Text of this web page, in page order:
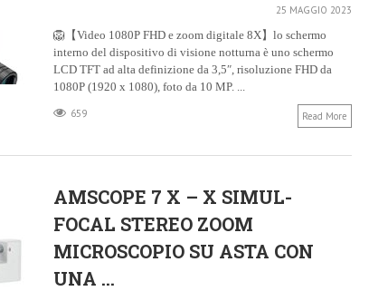
25 MAGGIO 2023
🦁【Video 1080P FHD e zoom digitale 8X】lo schermo
interno del dispositivo di visione notturna è uno schermo
LCD TFT ad alta definizione da 3,5″, risoluzione FHD da
1080P (1920 x 1080), foto da 10 MP. ...
659 Read More
AMSCOPE 7 X – X SIMUL-
FOCAL STEREO ZOOM
MICROSCOPIO SU ASTA CON
UNA ...